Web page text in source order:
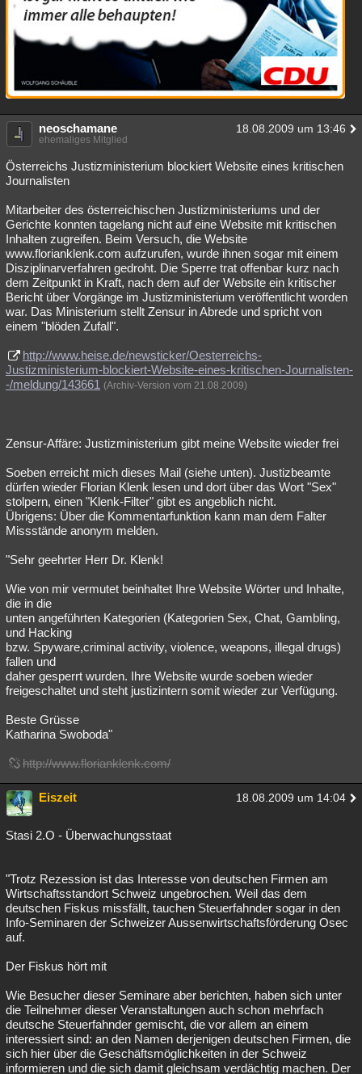
neoschamane 18.08.2009 um 13:46
ehemaliges Mitglied
Österreichs Justizministerium blockiert Website eines kritischen
Journalisten
Mitarbeiter des österreichischen Justizministeriums und der
Gerichte konnten tagelang nicht auf eine Website mit kritischen
Inhalten zugreifen. Beim Versuch, die Website
www.florianklenk.com aufzurufen, wurde ihnen sogar mit einem
Disziplinarverfahren gedroht. Die Sperre trat offenbar kurz nach
dem Zeitpunkt in Kraft, nach dem auf der Website ein kritischer
Bericht über Vorgänge im Justizministerium veröffentlicht worden
war. Das Ministerium stellt Zensur in Abrede und spricht von
einem "blöden Zufall".
http://www.heise.de/newsticker/Oesterreichs-
Justizministerium-blockiert-Website-eines-kritischen-Journalisten-
-/meldung/143661 (Archiv-Version vom 21.08.2009)
Zensur-Affäre: Justizministerium gibt meine Website wieder frei
Soeben erreicht mich dieses Mail (siehe unten). Justizbeamte
dürfen wieder Florian Klenk lesen und dort über das Wort "Sex"
stolpern, einen "Klenk-Filter" gibt es angeblich nicht.
Übrigens: Über die Kommentarfunktion kann man dem Falter
Missstände anonym melden.
"Sehr geehrter Herr Dr. Klenk!
Wie von mir vermutet beinhaltet Ihre Website Wörter und Inhalte,
die in die
unten angeführten Kategorien (Kategorien Sex, Chat, Gambling,
und Hacking
bzw. Spyware,criminal activity, violence, weapons, illegal drugs)
fallen und
daher gesperrt wurden. Ihre Website wurde soeben wieder
freigeschaltet und steht justizintern somit wieder zur Verfügung.
Beste Grüsse
Katharina Swoboda"
http://www.florianklenk.com/
Eiszeit 18.08.2009 um 14:04
Stasi 2.O - Überwachungsstaat
"Trotz Rezession ist das Interesse von deutschen Firmen am
Wirtschaftsstandort Schweiz ungebrochen. Weil das dem
deutschen Fiskus missfällt, tauchen Steuerfahnder sogar in den
Info-Seminaren der Schweizer Aussenwirtschaftsförderung Osec
auf.
Der Fiskus hört mit
Wie Besucher dieser Seminare aber berichten, haben sich unter
die Teilnehmer dieser Veranstaltungen auch schon mehrfach
deutsche Steuerfahnder gemischt, die vor allem an einem
interessiert sind: an den Namen derjenigen deutschen Firmen, die
sich hier über die Geschäftsmöglichkeiten in der Schweiz
informieren und die sich damit gleichsam verdächtig machen. Der